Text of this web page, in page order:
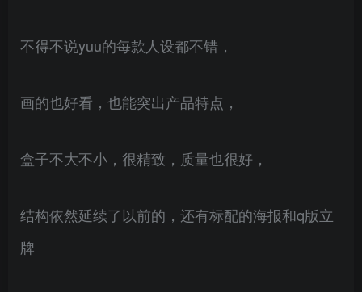
不得不说yuu的每款人设都不错，
画的也好看，也能突出产品特点，
盒子不大不小，很精致，质量也很好，
结构依然延续了以前的，还有标配的海报和q版立
牌